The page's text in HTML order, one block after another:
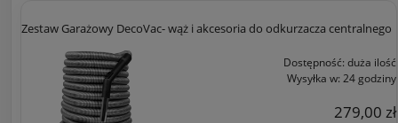
Zestaw Garażowy DecoVac- wąż i akcesoria do odkurzacza centralnego
Dostępność: duża ilość
Wysyłka w: 24 godziny
279,00 zł